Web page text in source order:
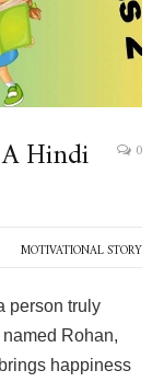
Hindi 0
MOTIVATIONAL STORY
person truly
Rohan,
happiness